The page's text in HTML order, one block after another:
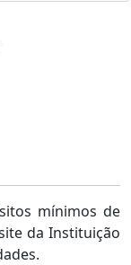
mínimos de
da Instituição